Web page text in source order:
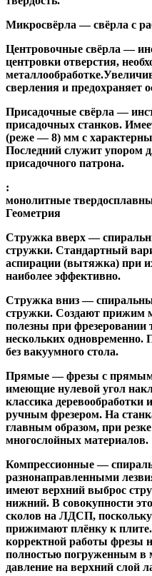
Микросвёрла — свёрла с
Центровочные свёрла —
центровки отверстия,
сверления и предохраняет
Присадочные свёрла —
присадочных станков.
(реже — 8) мм с
Последний служит упором
присадочного патрона.
:
монолитные
Геометрия
Стружка вверх—
стружки. Стандартный
аспирации (вытяжка) при
наиболее эффективно.
Стружка вниз—
стружки. Создают прижим
полезны при фрезеровании
нескольких одновременно.
без вакуумного стола.
Прямые— фрезы с
имеющие нулевой угол
классика
ручным фрезером. На
главным образом, при
многослойных материалов.
Компрессионные—
разнонаправленными
имеют верхний выброс
нижний. В совокупности
сколов на ЛДСП,
прижимают плёнку к
корректной работы фрезы
полностью погруженным в
давление на верхний слой